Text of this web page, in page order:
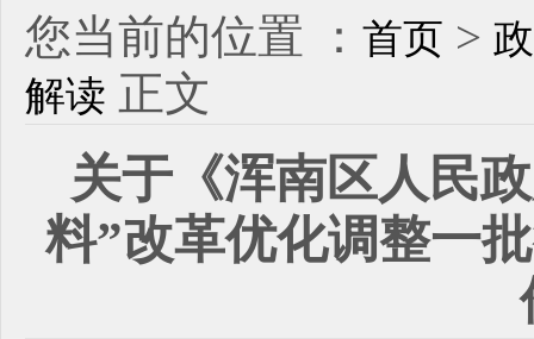
您当前的位置 ： 首页 >
解读 正文
关于《浑南区人民
料”改革优化调整一